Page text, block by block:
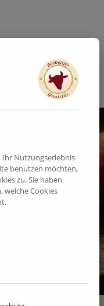
Ihr Nutzungserlebnis
benutzen möchten,
zu. Sie haben
welche Cookies